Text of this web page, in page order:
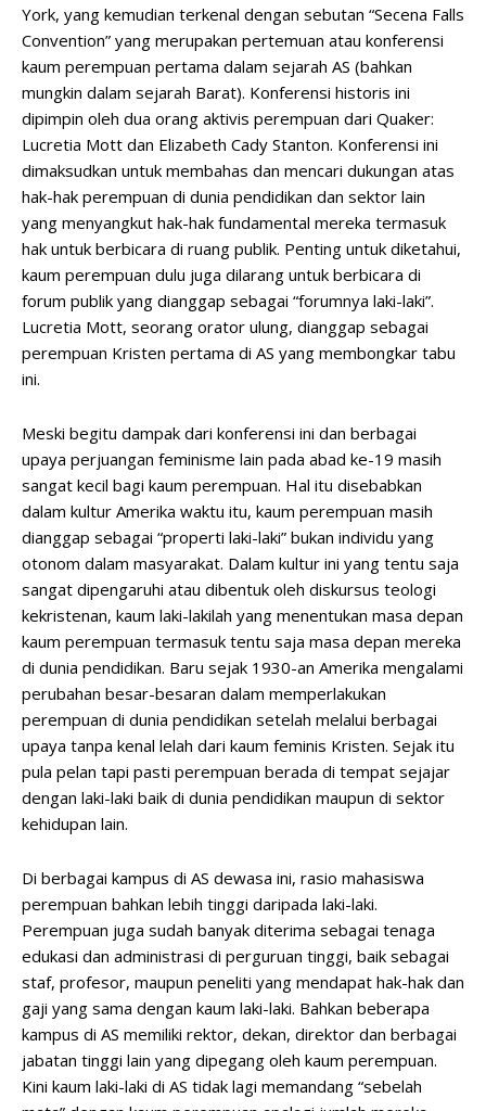
York, yang kemudian terkenal dengan sebutan “Secena Falls
Convention” yang merupakan pertemuan atau konferensi
kaum perempuan pertama dalam sejarah AS (bahkan
mungkin dalam sejarah Barat). Konferensi historis ini
dipimpin oleh dua orang aktivis perempuan dari Quaker:
Lucretia Mott dan Elizabeth Cady Stanton. Konferensi ini
dimaksudkan untuk membahas dan mencari dukungan atas
hak-hak perempuan di dunia pendidikan dan sektor lain
yang menyangkut hak-hak fundamental mereka termasuk
hak untuk berbicara di ruang publik. Penting untuk diketahui,
kaum perempuan dulu juga dilarang untuk berbicara di
forum publik yang dianggap sebagai “forumnya laki-laki”.
Lucretia Mott, seorang orator ulung, dianggap sebagai
perempuan Kristen pertama di AS yang membongkar tabu
ini.
Meski begitu dampak dari konferensi ini dan berbagai
upaya perjuangan feminisme lain pada abad ke-19 masih
sangat kecil bagi kaum perempuan. Hal itu disebabkan
dalam kultur Amerika waktu itu, kaum perempuan masih
dianggap sebagai “properti laki-laki” bukan individu yang
otonom dalam masyarakat. Dalam kultur ini yang tentu saja
sangat dipengaruhi atau dibentuk oleh diskursus teologi
kekristenan, kaum laki-lakilah yang menentukan masa depan
kaum perempuan termasuk tentu saja masa depan mereka
di dunia pendidikan. Baru sejak 1930-an Amerika mengalami
perubahan besar-besaran dalam memperlakukan
perempuan di dunia pendidikan setelah melalui berbagai
upaya tanpa kenal lelah dari kaum feminis Kristen. Sejak itu
pula pelan tapi pasti perempuan berada di tempat sejajar
dengan laki-laki baik di dunia pendidikan maupun di sektor
kehidupan lain.
Di berbagai kampus di AS dewasa ini, rasio mahasiswa
perempuan bahkan lebih tinggi daripada laki-laki.
Perempuan juga sudah banyak diterima sebagai tenaga
edukasi dan administrasi di perguruan tinggi, baik sebagai
staf, profesor, maupun peneliti yang mendapat hak-hak dan
gaji yang sama dengan kaum laki-laki. Bahkan beberapa
kampus di AS memiliki rektor, dekan, direktor dan berbagai
jabatan tinggi lain yang dipegang oleh kaum perempuan.
Kini kaum laki-laki di AS tidak lagi memandang “sebelah